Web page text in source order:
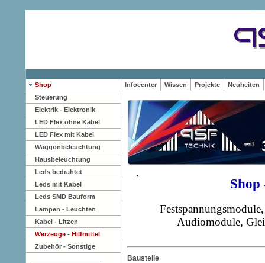
Shop Infocenter Wissen Projekte Neuheiten
Steuerung
Elektrik - Elektronik
LED Flex ohne Kabel
LED Flex mit Kabel
Waggonbeleuchtung
Hausbeleuchtung
Leds bedrahtet
Leds mit Kabel
Leds SMD Bauform
Lampen - Leuchten
Kabel - Litzen
Werzeuge - Hilfmittel
Zubehör - Sonstige
Shop
Audiomodule,
Baustelle